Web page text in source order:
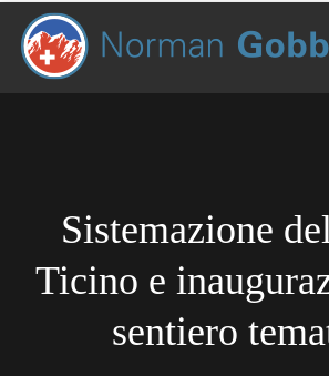
Sistemazione
Ticino e
sentiero